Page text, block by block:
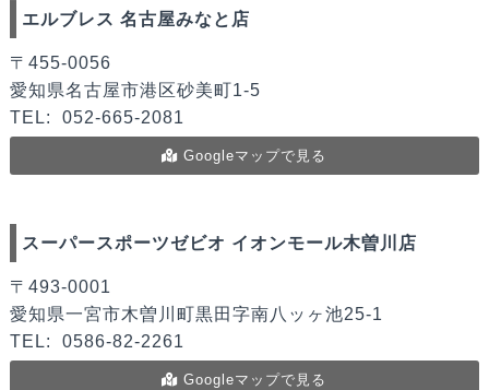
エルブレス 名古屋みなと店
〒455-0056
愛知県名古屋市港区砂美町1-5
TEL:
052-665-2081
Googleマップで見る
スーパースポーツゼビオ イオンモール木曽川店
〒493-0001
愛知県一宮市木曽川町黒田字南八ッヶ池25-1
TEL:
0586-82-2261
Googleマップで見る